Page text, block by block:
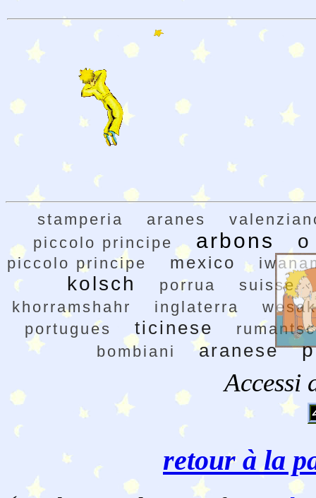
stamperia aranes
piccolo principe
arbons o
piccolo principe mexico
kolsch porrua
suisse
khorramshahr
inglaterra
portugues
ticinese
bombiani
aranese
Accessi
retour à la